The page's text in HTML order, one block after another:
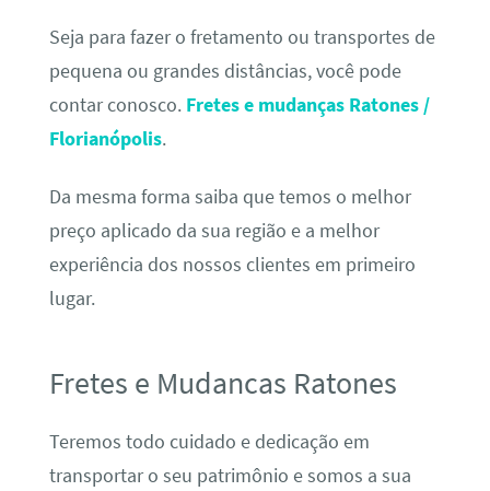
Seja para fazer o fretamento ou transportes de
pequena ou grandes distâncias, você pode
contar conosco. Fretes e mudanças Ratones /
Florianópolis.
Da mesma forma saiba que temos o melhor
preço aplicado da sua região e a melhor
experiência dos nossos clientes em primeiro
lugar.
Fretes e Mudancas Ratones
Teremos todo cuidado e dedicação em
transportar o seu patrimônio e somos a sua